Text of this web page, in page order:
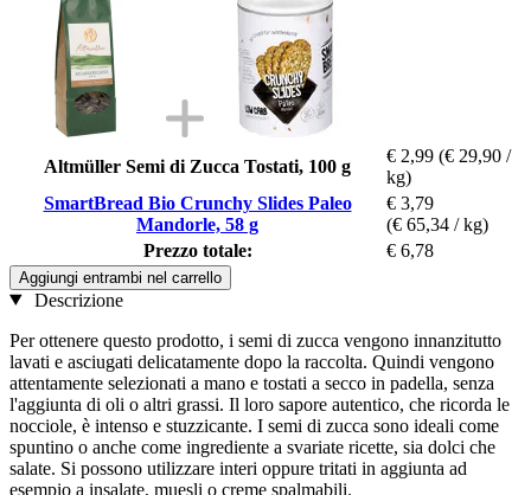
Altmüller Semi di Zucca Tostati, 100 g
€ 2,99 (€ 29,90 /
kg)
SmartBread Bio Crunchy Slides Paleo
Mandorle, 58 g
€ 3,79
(€ 65,34 / kg)
Prezzo totale:
€ 6,78
Aggiungi entrambi nel carrello
Descrizione
Per ottenere questo prodotto, i semi di zucca vengono innanzitutto
lavati e asciugati delicatamente dopo la raccolta. Quindi vengono
attentamente selezionati a mano e tostati a secco in padella, senza
l'aggiunta di oli o altri grassi. Il loro sapore autentico, che ricorda le
nocciole, è intenso e stuzzicante. I semi di zucca sono ideali come
spuntino o anche come ingrediente a svariate ricette, sia dolci che
salate. Si possono utilizzare interi oppure tritati in aggiunta ad
esempio a insalate, muesli o creme spalmabili.